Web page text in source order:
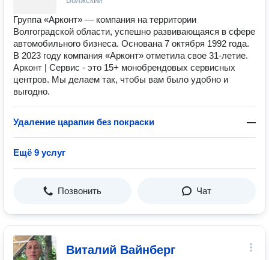
Группа «Арконт» — компания на территории
Волгоградской области, успешно развивающаяся в сфере
автомобильного бизнеса. Основана 7 октября 1992 года.
В 2023 году компания «Арконт» отметила свое 31-летие.
Арконт | Сервис - это 15+ монобрендовых сервисных
центров. Мы делаем так, чтобы вам было удобно и
выгодно.
Удаление царапин без покраски —
Ещё 9 услуг
Позвонить Чат
Виталий Вайнберг